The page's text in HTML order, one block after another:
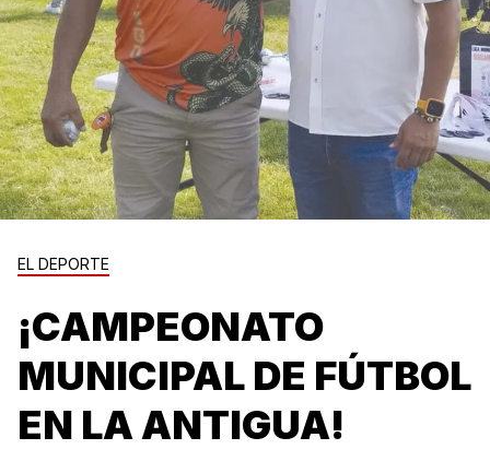
EL DEPORTE
¡CAMPEONATO
MUNICIPAL DE FÚTBOL
EN LA ANTIGUA!